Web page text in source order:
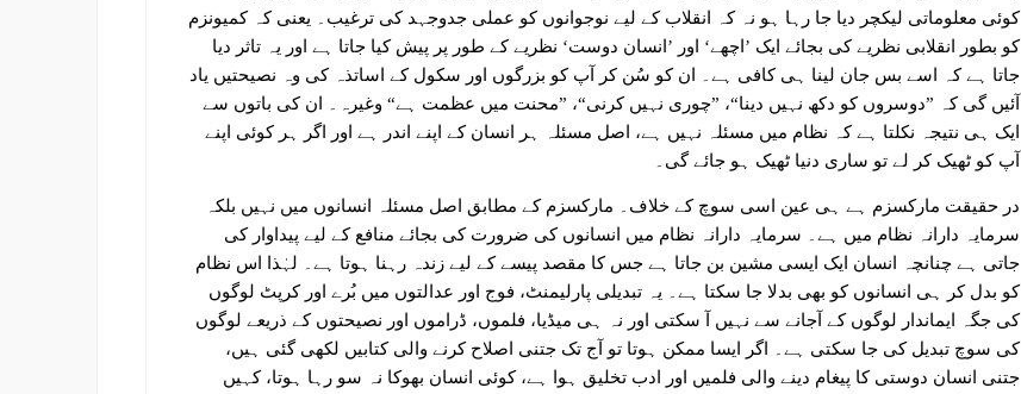
کوئی معلوماتی لیکچر دیا جا رہا ہو نہ کہ انقلاب کے لیے نوجوانوں کو عملی جدوجہد کی ترغیب۔ یعنی کہ کمیونزم
کو بطور انقلابی نظریے کی بجائے ایک ’اچھے‘ اور ’انسان دوست‘ نظریے کے طور پر پیش کیا جاتا ہے اور یہ تاثر دیا
جاتا ہے کہ اسے بس جان لینا ہی کافی ہے۔ ان کو سُن کر آپ کو بزرگوں اور سکول کے اساتذہ کی وہ نصیحتیں یاد
آئیں گی کہ ”دوسروں کو دکھ نہیں دینا“، ”چوری نہیں کرنی“، ”محنت میں عظمت ہے“ وغیرہ۔ ان کی باتوں سے
ایک ہی نتیجہ نکلتا ہے کہ نظام میں مسئلہ نہیں ہے، اصل مسئلہ ہر انسان کے اپنے اندر ہے اور اگر ہر کوئی اپنے
آپ کو ٹھیک کر لے تو ساری دنیا ٹھیک ہو جائے گی۔
در حقیقت مارکسزم ہے ہی عین اسی سوچ کے خلاف۔ مارکسزم کے مطابق اصل مسئلہ انسانوں میں نہیں بلکہ
سرمایہ دارانہ نظام میں ہے۔ سرمایہ دارانہ نظام میں انسانوں کی ضرورت کی بجائے منافع کے لیے پیداوار کی
جاتی ہے چنانچہ انسان ایک ایسی مشین بن جاتا ہے جس کا مقصد پیسے کے لیے زندہ رہنا ہوتا ہے۔ لہٰذا اس نظام
کو بدل کر ہی انسانوں کو بھی بدلا جا سکتا ہے۔ یہ تبدیلی پارلیمنٹ، فوج اور عدالتوں میں بُرے اور کرپٹ لوگوں
کی جگہ ایماندار لوگوں کے آجانے سے نہیں آ سکتی اور نہ ہی میڈیا، فلموں، ڈراموں اور نصیحتوں کے ذریعے لوگوں
کی سوچ تبدیل کی جا سکتی ہے۔ اگر ایسا ممکن ہوتا تو آج تک جتنی اصلاح کرنے والی کتابیں لکھی گئی ہیں،
جتنی انسان دوستی کا پیغام دینے والی فلمیں اور ادب تخلیق ہوا ہے، کوئی انسان بھوکا نہ سو رہا ہوتا، کہیں